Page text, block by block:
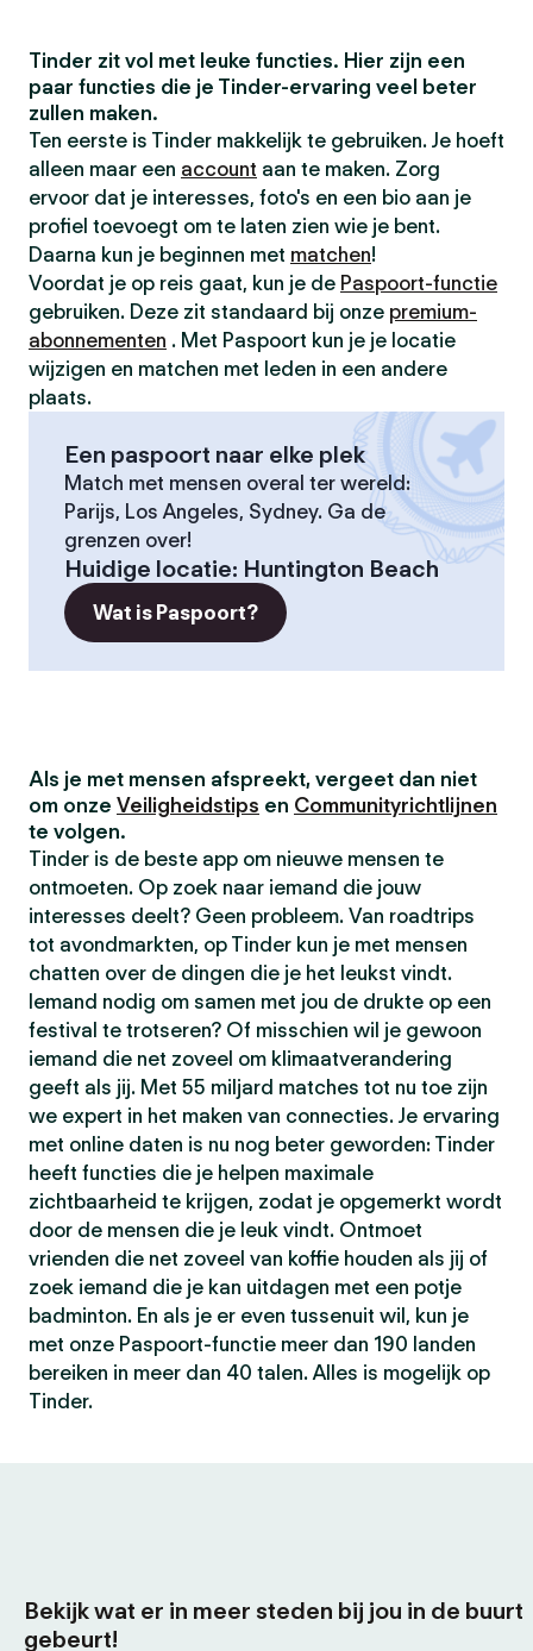
Tinder zit vol met leuke functies. Hier zijn een
paar functies die je Tinder-ervaring veel beter
zullen maken.
Ten eerste is Tinder makkelijk te gebruiken. Je hoeft
alleen maar een account aan te maken. Zorg
ervoor dat je interesses, foto's en een bio aan je
profiel toevoegt om te laten zien wie je bent.
Daarna kun je beginnen met matchen!
Voordat je op reis gaat, kun je de Paspoort-functie
gebruiken. Deze zit standaard bij onze premium-
abonnementen . Met Paspoort kun je je locatie
wijzigen en matchen met leden in een andere
plaats.
Een paspoort naar elke plek
Match met mensen overal ter wereld:
Parijs, Los Angeles, Sydney. Ga de
grenzen over!
Huidige locatie: Huntington Beach
Wat is Paspoort?
Als je met mensen afspreekt, vergeet dan niet
om onze Veiligheidstips en Communityrichtlijnen
te volgen.
Tinder is de beste app om nieuwe mensen te
ontmoeten. Op zoek naar iemand die jouw
interesses deelt? Geen probleem. Van roadtrips
tot avondmarkten, op Tinder kun je met mensen
chatten over de dingen die je het leukst vindt.
Iemand nodig om samen met jou de drukte op een
festival te trotseren? Of misschien wil je gewoon
iemand die net zoveel om klimaatverandering
geeft als jij. Met 55 miljard matches tot nu toe zijn
we expert in het maken van connecties. Je ervaring
met online daten is nu nog beter geworden: Tinder
heeft functies die je helpen maximale
zichtbaarheid te krijgen, zodat je opgemerkt wordt
door de mensen die je leuk vindt. Ontmoet
vrienden die net zoveel van koffie houden als jij of
zoek iemand die je kan uitdagen met een potje
badminton. En als je er even tussenuit wil, kun je
met onze Paspoort-functie meer dan 190 landen
bereiken in meer dan 40 talen. Alles is mogelijk op
Tinder.
Bekijk wat er in meer steden bij jou in de buurt
gebeurt!